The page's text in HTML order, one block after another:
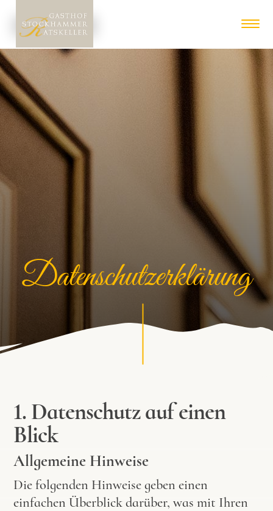
Datenschutzerklärung
1. Datenschutz auf einen
Blick
Allgemeine Hinweise
Die folgenden Hinweise geben einen
einfachen Überblick darüber, was mit Ihren